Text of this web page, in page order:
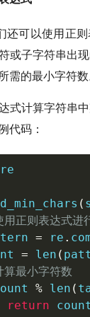
还可以使用正
或子字符串出
需的最小字符数
式计算字符串
代码：
re
( s
正则表达式进
= re .
= len (
最小字符数
% len (
return